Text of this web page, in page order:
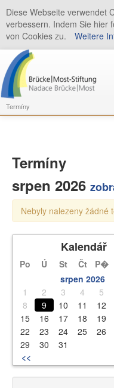
Termíny
Termíny
srpen 2026
Nebyly nalezeny žádné
Kalendář
Po Ú St Čt P�
srpen 2026
1
2 3 4 5
8
9 10 11 12
15
16 17 18 19
22
23 24 25 26
29
30
31
<<
Diese Webseite verwendet
verbessern. Indem Sie hier
von Cookies zu.
Weitere